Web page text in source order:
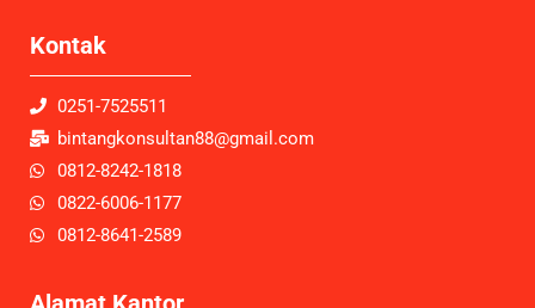
Kontak
0251-7525511
bintangkonsultan88@gmail.com
0812-8242-1818
0822-6006-1177
0812-8641-2589